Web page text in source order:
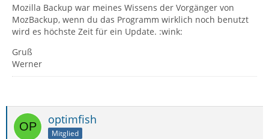
Mozilla Backup war meines Wissens der Vorgänger von
MozBackup, wenn du das Programm wirklich noch benutzt
wird es höchste Zeit für ein Update. :wink:
Gruß
Werner
optimfish
Mitglied